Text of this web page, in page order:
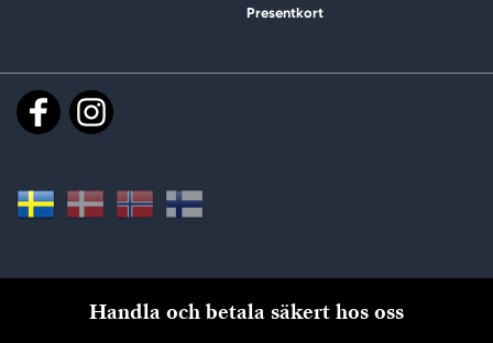
Presentkort
Handla och betala säkert hos oss